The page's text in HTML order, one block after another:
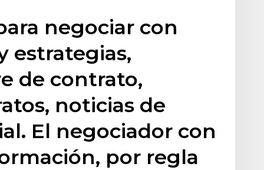
negociar con
estrategias,
de contrato,
noticias de
El negociador con
por regla